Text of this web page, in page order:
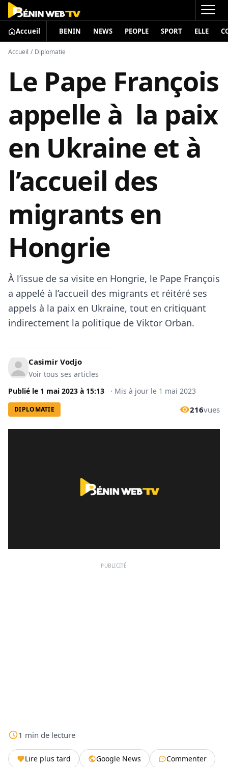
Accueil BENIN NEWS PEOPLE SPORT ELLE
Accueil / Diplomatie
Le Pape François
appelle à la paix
en Ukraine et à
l’accueil des
migrants en
Hongrie
À l’issue de sa visite en Hongrie, le Pape François
a appelé à l’accueil des migrants et réitéré ses
appels à la paix en Ukraine, tout en critiquant
indirectement la politique de Viktor Orban.
Casimir Vodjo
Voir tous ses articles
Publié le 1 mai 2023 à 15:13 · Mis à jour le 1 mai 2023
DIPLOMATIE 216vues
PUBLICITÉ
1 min de lecture
Lire plus tard Google News
Commenter